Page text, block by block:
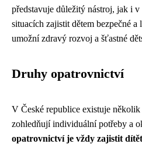
představuje důležitý nástroj, jak i
situacích zajistit dětem bezpečné
umožní zdravý rozvoj a šťastné
Druhy opatrovnictví
V České republice existuje
zohledňují individuální potřeby a
opatrovnictví je vždy zajistit